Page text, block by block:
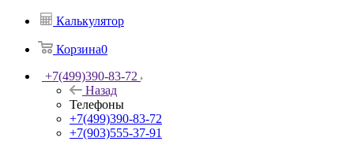
Калькулятор
Корзина0
+7(499)390-83-72
Назад
Телефоны
+7(499)390-83-72
+7(903)555-37-91